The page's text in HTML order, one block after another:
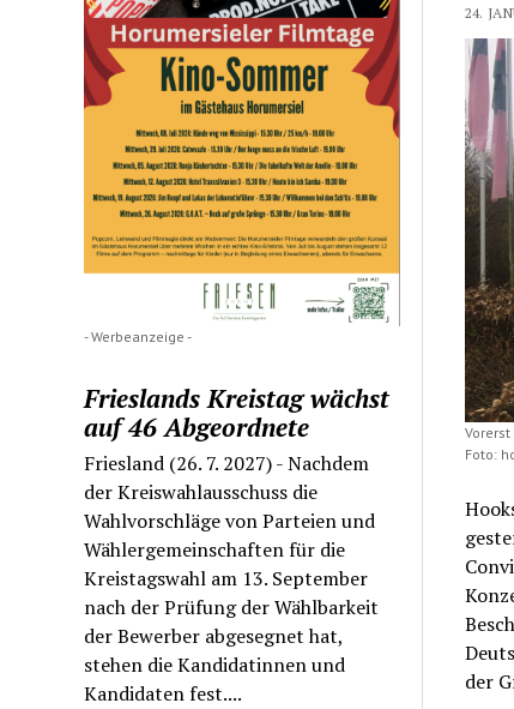
- Werbeanzeige -
Frieslands Kreistag wächst
auf 46 Abgeordnete
Friesland (26. 7. 2027) - Nachdem
der Kreiswahlausschuss die
Wahlvorschläge von Parteien und
Wählergemeinschaften für die
Kreistagswahl am 13. September
nach der Prüfung der Wählbarkeit
der Bewerber abgesegnet hat,
stehen die Kandidatinnen und
Kandidaten fest....
24.
Foto:
der